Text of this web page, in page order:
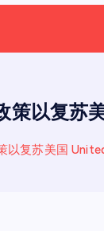
策以复苏
以复苏美国